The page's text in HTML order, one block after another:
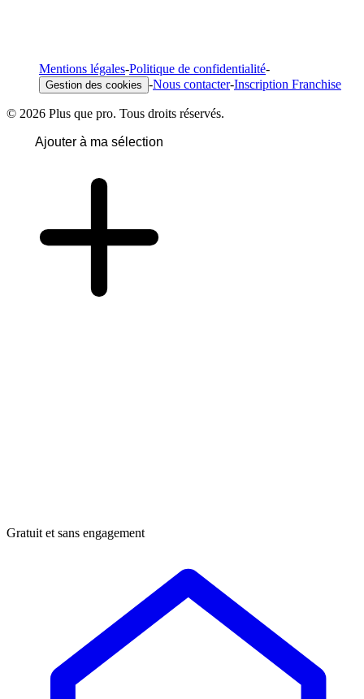
Mentions légales-Politique de confidentialité-
Gestion des cookies -Nous contacter-Inscription Franchise
© 2026 Plus que pro. Tous droits réservés.
Ajouter à ma sélection
Gratuit et sans engagement